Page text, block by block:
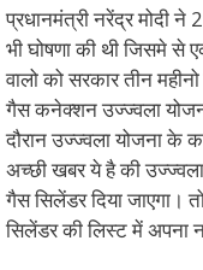
प्रधानमंत्री नरेंद्र मोदी
भी घोषणा की थी जिसमे
वालो को सरकार तीन
गैस कनेक्शन उज्ज्वला
दौरान उज्ज्वला योजना के
अच्छी खबर ये है की
गैस सिलेंडर दिया जाएगा।
सिलेंडर की लिस्ट में अपना